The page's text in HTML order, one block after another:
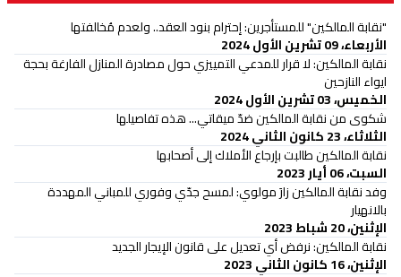
"نقابة المالكين" للمستأجرين: إحترام بنود العقد.. ولعدم مُخالفتها
الأربعاء، 09 تشرين الأول 2024
نقابة المالكين: لا قرار للمدعي التمييزي حول مصادرة المنازل الفارغة بحجة
ايواء النازحين
الخميس، 03 تشرين الأول 2024
شكوى من نقابة المالكين ضدّ ميقاتي... هذه تفاصيلها
الثلاثاء، 23 كانون الثاني 2024
نقابة المالكين طالبت بإرجاع الأملاك إلى أصحابها
السبت، 06 أيار 2023
وفد نقابة المالكين زارَ مولوي: لمسح جدّي وفوري للمباني المهددة
بالانهيار
الإثنين، 20 شباط 2023
نقابة المالكين: نرفض أي تعديل على قانون الإيجار الجديد
الإثنين، 16 كانون الثاني 2023